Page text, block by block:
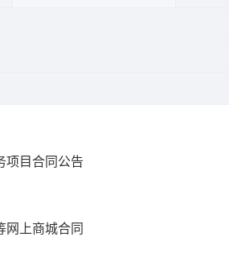
项目合同公告
网上商城合同